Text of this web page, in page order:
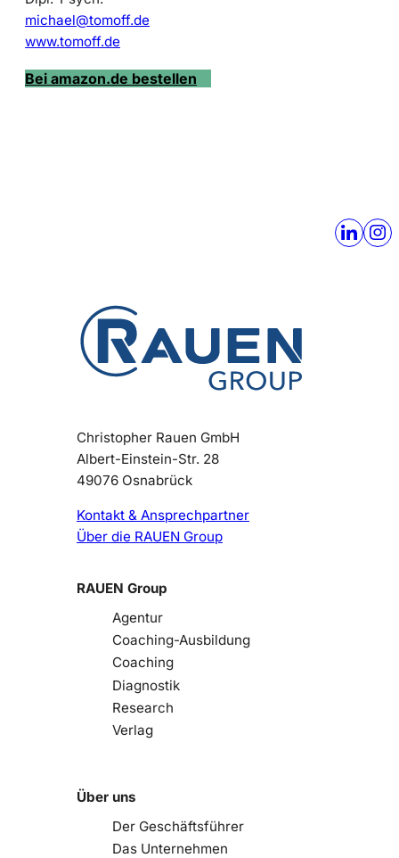
michael@tomoff.de
www.tomoff.de
Bei amazon.de bestellen
Christopher Rauen GmbH
Albert-Einstein-Str. 28
49076 Osnabrück
Kontakt & Ansprechpartner
Über die RAUEN Group
RAUEN Group
Agentur
Coaching-Ausbildung
Coaching
Diagnostik
Research
Verlag
Über uns
Der Geschäftsführer
Das Unternehmen